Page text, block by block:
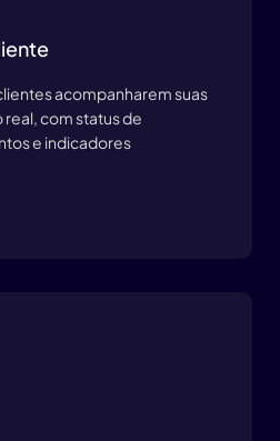
acompanharem suas
com status de
e indicadores